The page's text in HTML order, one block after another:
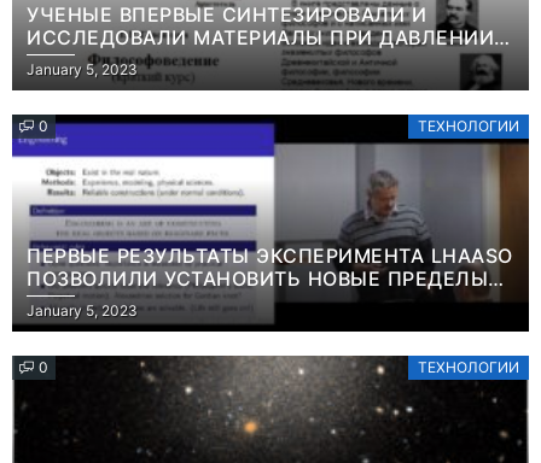
УЧЕНЫЕ ВПЕРВЫЕ СИНТЕЗИРОВАЛИ И
ИССЛЕДОВАЛИ МАТЕРИАЛЫ ПРИ ДАВЛЕНИИ
СВЫШЕ ТЕРАПАСКАЛЯИНФОРМАЦИЯ
January 5, 2023
0 ТЕХНОЛОГИИ
ПЕРВЫЕ РЕЗУЛЬТАТЫ ЭКСПЕРИМЕНТА LHAASO
ПОЗВОЛИЛИ УСТАНОВИТЬ НОВЫЕ ПРЕДЕЛЫ
ВРЕМЕНИ ЖИЗНИ ТЯЖЕЛЫХ ЧАСТИЦ ТЕМНОЙ
МАТЕРИИ ИНФОРМАЦИЯ
January 5, 2023
0 ТЕХНОЛОГИИ